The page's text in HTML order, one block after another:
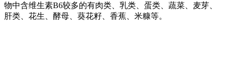
物中含维生素B6较多的有肉类、乳类、蛋类、蔬菜、麦芽、
肝类、花生、酵母、葵花籽、香蕉、米糠等。